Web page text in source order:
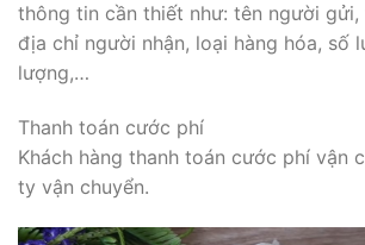
thông tin cần thiết như: tên người gửi,
địa chỉ người nhận, loại hàng hóa, số
lượng,…
Thanh toán cước phí
Khách hàng thanh toán cước phí vận
ty vận chuyển.